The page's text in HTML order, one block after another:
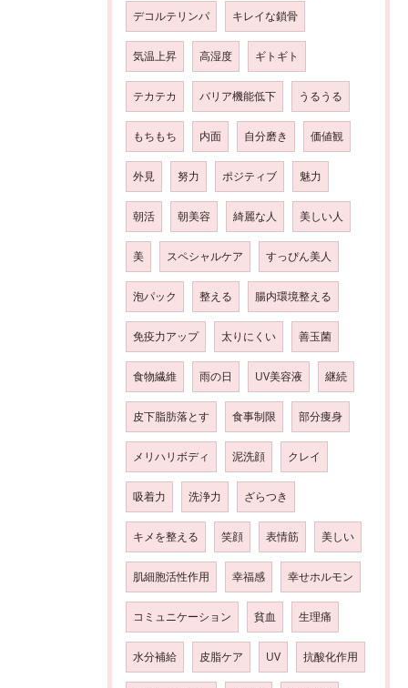
デコルテリンパ キレイな鎖骨
気温上昇 高湿度 ギトギト
テカテカ バリア機能低下 うるうる
もちもち 内面 自分磨き 価値観
外見 努力 ポジティブ 魅力
朝活 朝美容 綺麗な人 美しい人
美 スペシャルケア すっぴん美人
泡パック 整える 腸内環境整える
免疫力アップ 太りにくい 善玉菌
食物繊維 雨の日 UV美容液 継続
皮下脂肪落とす 食事制限 部分痩身
メリハリボディ 泥洗顔 クレイ
吸着力 洗浄力 ざらつき
キメを整える 笑顔 表情筋 美しい
肌細胞活性作用 幸福感 幸せホルモン
コミュニケーション 貧血 生理痛
水分補給 皮脂ケア UV 抗酸化作用